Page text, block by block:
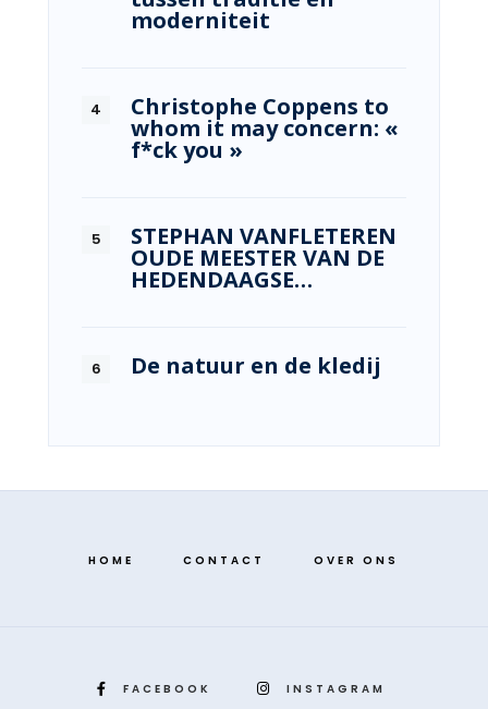
moderniteit
Christophe Coppens to
whom it may concern: «
f*ck you »
STEPHAN VANFLETEREN
OUDE MEESTER VAN DE
HEDENDAAGSE…
De natuur en de kledij
HOME CONTACT OVER ONS
FACEBOOK INSTAGRAM